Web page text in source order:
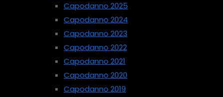
Capodanno 2025
Capodanno 2024
Capodanno 2023
Capodanno 2022
Capodanno 2021
Capodanno 2020
Capodanno 2019